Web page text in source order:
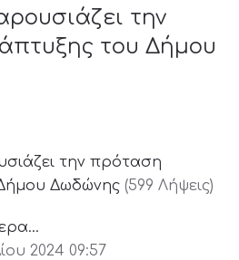
την
του Δήμου
την πρόταση
Δωδώνης (599 Λήψεις)
2024 09:57